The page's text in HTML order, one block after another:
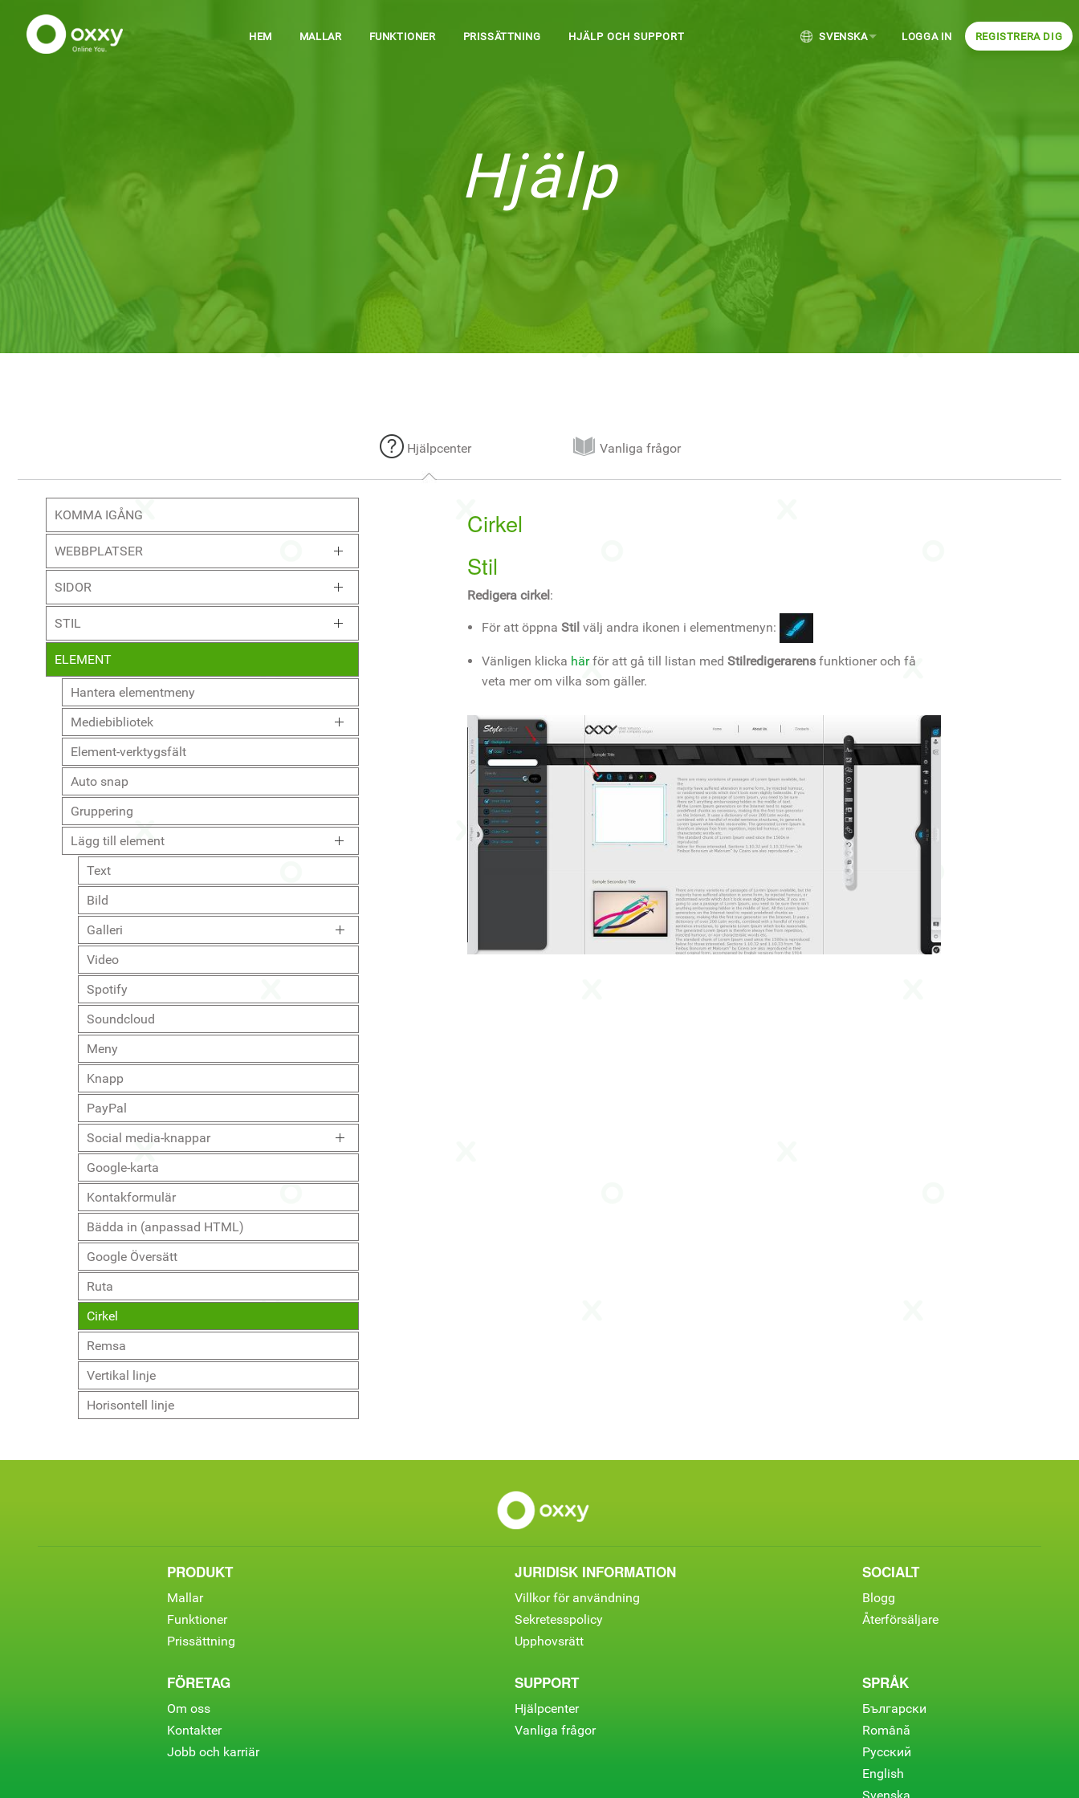
HEM MALLAR FUNKTIONER PRISSÄTTNING HJÄLP OCH SUPPORT SVENSKA LOGGA IN REGISTRERA DIG
Hjälp
Hjälpcenter Vanliga frågor
KOMMA IGÅNG
WEBBPLATSER
SIDOR
STIL
ELEMENT
Hantera elementmeny
Mediebibliotek
Element-verktygsfält
Auto snap
Gruppering
Lägg till element
Text
Bild
Galleri
Video
Spotify
Soundcloud
Meny
Knapp
PayPal
Social media-knappar
Google-karta
Kontakformulär
Bädda in (anpassad HTML)
Google Översätt
Ruta
Cirkel
Remsa
Vertikal linje
Horisontell linje
Cirkel
Stil
Redigera cirkel:
För att öppna Stil välj andra ikonen i elementmenyn:
Vänligen klicka härför att gå till listan med Stilredigerarensfunktioner och få
veta mer om vilka som gäller.
PRODUKT
Mallar
Funktioner
Prissättning
JURIDISK INFORMATION
Villkor för användning
Sekretesspolicy
Upphovsrätt
SOCIALT
Blogg
Återförsäljare
FÖRETAG
Om oss
Kontakter
Jobb och karriär
SUPPORT
Hjälpcenter
Vanliga frågor
SPRÅK
Български
Română
Русский
English